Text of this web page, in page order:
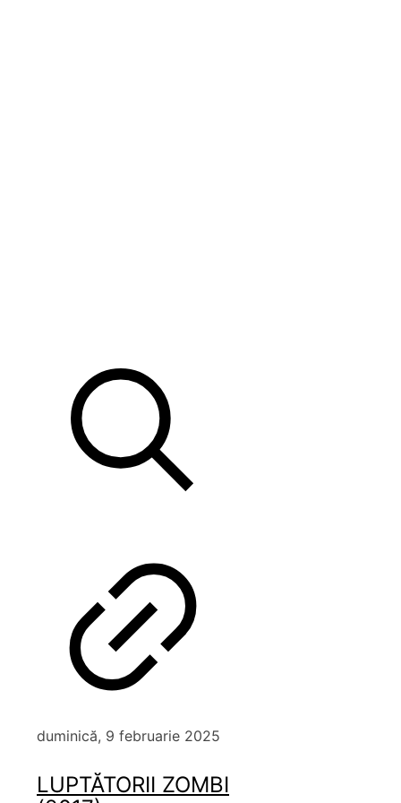
duminică, 9 februarie 2025
LUPTĂTORII ZOMBI